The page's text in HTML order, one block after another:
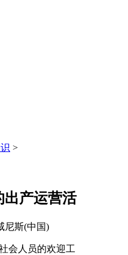
>
出产运营活
尼斯(中国)
人员的欢迎工